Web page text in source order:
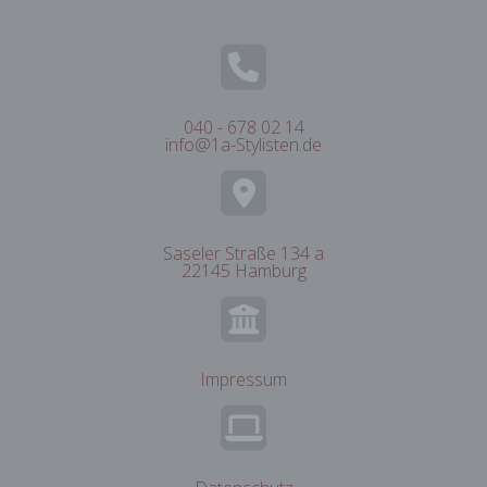
040 - 678 02 14
info@1a-Stylisten.de
Saseler Straße 134 a
22145 Hamburg
Impressum
Person angesehen, die direkt oder indirekt,
insbesondere mittels Zuordnung zu einer
Kennnummer, zu Standortdaten, zu einer
Online-Kennung oder zu einem oder
Ausdruck der physischen, physiologischen,
natürlichen Person sind, identifiziert werden
Betroffene Person ist jede identifizierte oder
identifizierbare natürliche Person, deren
Verarbeitung Verantwortlichen verarbeitet